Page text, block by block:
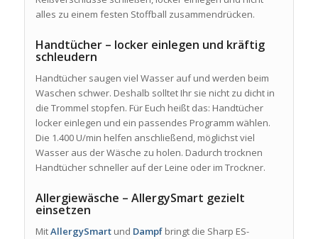
alles zu einem festen Stoffball zusammendrücken.
Handtücher – locker einlegen und kräftig
schleudern
Handtücher saugen viel Wasser auf und werden beim
Waschen schwer. Deshalb solltet Ihr sie nicht zu dicht in
die Trommel stopfen. Für Euch heißt das: Handtücher
locker einlegen und ein passendes Programm wählen.
Die 1.400 U/min helfen anschließend, möglichst viel
Wasser aus der Wäsche zu holen. Dadurch trocknen
Handtücher schneller auf der Leine oder im Trockner.
Allergiewäsche – AllergySmart gezielt
einsetzen
MitAllergySmartund Dampfbringt die Sharp ES-